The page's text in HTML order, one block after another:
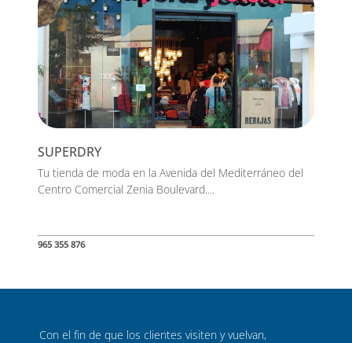
SUPERDRY
Tu tienda de moda en la Avenida del Mediterráneo del
Centro Comercial Zenia Boulevard....
965 355 876
Con el fin de que los clientes visiten y vuelvan,